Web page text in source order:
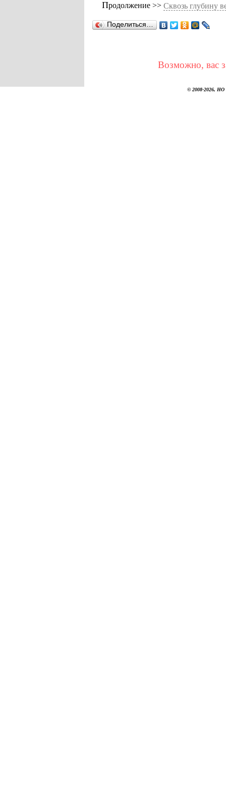
Продолжение >> Сквозь глубину
Поделиться…
Возможно, вас
© 2008-2026,